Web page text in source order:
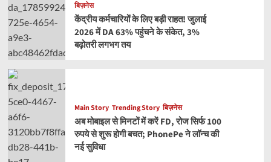
बिज़नेस
केंद्रीय कर्मचारियों के लिए बड़ी राहत! जुलाई
2026 में DA 63% पहुंचने के संकेत, 3%
बढ़ोतरी लगभग तय
Main Story Trending Story बिज़नेस
अब मोबाइल से मिनटों में करें FD, रोज सिर्फ 100
रुपये से शुरू होगी बचत; PhonePe ने लॉन्च की
नई सुविधा